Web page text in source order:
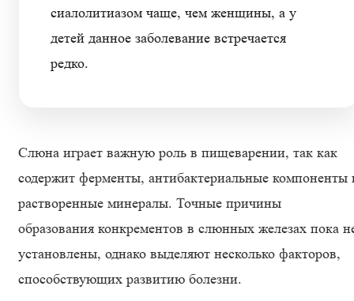
сиалолитиазом чаще, чем женщины, а у
детей данное заболевание встречается
редко.
Слюна играет важную роль в пищеварении, так как
содержит ферменты, антибактериальные компоненты
растворенные минералы. Точные причины
образования конкрементов в слюнных железах пока
установлены, однако выделяют несколько факторов,
способствующих развитию болезни.